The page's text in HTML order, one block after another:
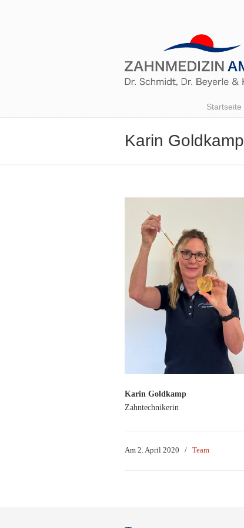
Startseite
Karin Goldkamp
Karin Goldkamp
Zahntechnikerin
Am 2. April 2020 / Team